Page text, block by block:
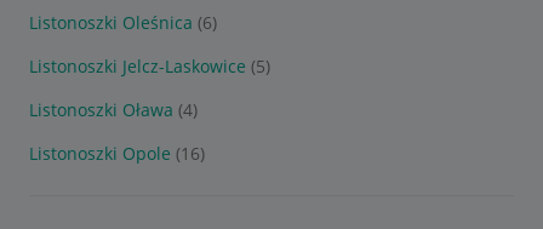
Listonoszki Oleśnica (6)
Listonoszki Jelcz-Laskowice (5)
Listonoszki Oława (4)
Listonoszki Opole (16)